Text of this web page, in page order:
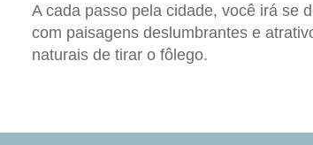
A cada passo pela cidade, você irá se
com paisagens deslumbrantes e
naturais de tirar o fôlego.